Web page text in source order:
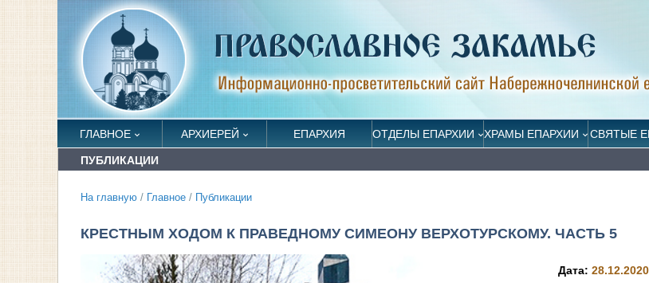
ГЛАВНОЕ АРХИЕРЕЙ ЕПАРХИЯ ОТДЕЛЫ ЕПАРХИИ ХРАМЫ ЕПАРХИИ СВЯТЫЕ
ПУБЛИКАЦИИ
На главную / Главное / Публикации
КРЕСТНЫМ ХОДОМ К ПРАВЕДНОМУ СИМЕОНУ ВЕРХОТУРСКОМУ. ЧАСТЬ 5
Дата:28.12.2020